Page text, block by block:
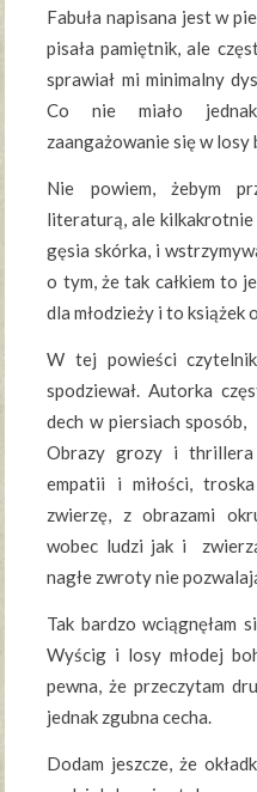
Fabuła napisana jest w
pisała pamiętnik, ale
sprawiał mi minimalny
Co nie miało
zaangażowanie się w losy
Nie powiem, żebym
literaturą, ale kilkakrotnie
gęsia skórka, i
o tym, że tak całkiem to
dla młodzieży i to książek
W tej powieści
spodziewał. Autorka
dech w piersiach sposób,
Obrazy grozy i thrillera
empatii i miłości,
zwierzę, z obrazami
wobec ludzi jak i
nagłe zwroty nie
Tak bardzo wciągnęłam
Wyścig i losy młodej
pewna, że przeczytam
jednak zgubna cecha.
Dodam jeszcze, że